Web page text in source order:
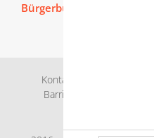
Bürgerbüro Termine
Kontakt
Barrierefreiheit